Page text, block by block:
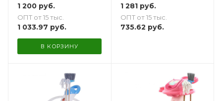
1 200 руб.
ОПТ от 15 тыс.
1 033.97 руб.
В КОРЗИНУ
1 281руб.
ОПТ от 15 тыс.
735.62 руб.